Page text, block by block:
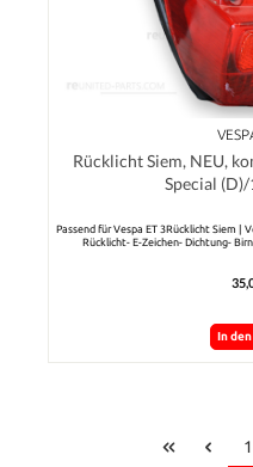
Rücklicht Siem, NEU,
Special
Passend für Vespa ET 3Rücklicht Siem |
Rücklicht- E-Zeichen- Dichtung-
In
1